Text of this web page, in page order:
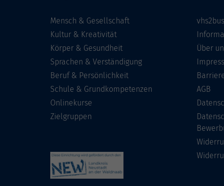
Mensch & Gesellschaft
Kultur & Kreativität
Körper & Gesundheit
Sprachen & Verständigung
Beruf & Persönlichkeit
Schule & Grundkompetenzen
Onlinekurse
Zielgruppen
Über
AGB